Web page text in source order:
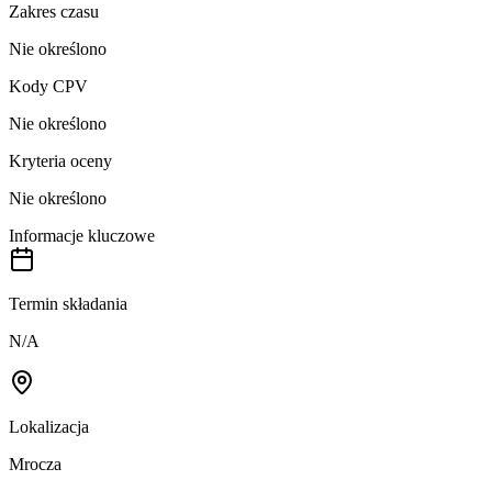
Zakres czasu
Nie określono
Kody CPV
Nie określono
Kryteria oceny
Nie określono
Informacje kluczowe
Termin składania
N/A
Lokalizacja
Mrocza